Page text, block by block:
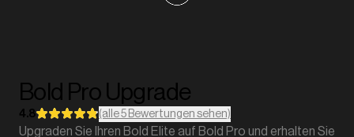
Bold Pro Upgrade
4.8 (alle 5 Bewertungen sehen)
Upgraden Sie Ihren Bold Elite auf Bold Pro und erhalten Sie